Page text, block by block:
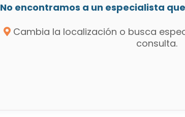
No encontramos a un especialista
Cambia la localización o busca
consulta.